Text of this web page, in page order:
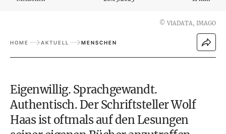
© VIADATA, IMAGO
HOME AKTUELL MENSCHEN
Eigenwillig. Sprachgewandt.
Authentisch. Der Schriftsteller Wolf
Haas ist oftmals auf den Lesungen